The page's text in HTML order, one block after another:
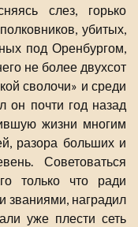
слез, горько
убитых,
под Оренбургом,
не более двухсот
сволочи» и среди
он почти год назад
жизни многим
разора больших и
Советоваться
только что ради
званиями, наградил
уже плести сеть